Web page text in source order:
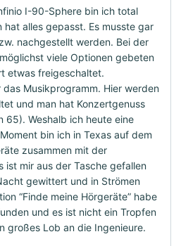
I-90-Sphere bin ich total
hat alles gepasst. Es musste gar
nachgestellt werden. Bei der
viele Optionen gebeten
etwas freigeschaltet.
Musikprogramm. Hier werden
und man hat Konzertgenuss
65). Weshalb ich heute eine
bin ich in Texas auf dem
zusammen mit der
ist mir aus der Tasche gefallen
gewittert und in Strömen
“Finde meine Hörgeräte” habe
und es ist nicht ein Tropfen
großes Lob an die Ingenieure.